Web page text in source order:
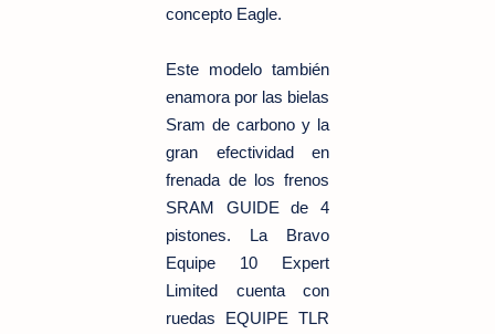
concepto Eagle.
Este modelo también
enamora por las bielas
Sram de carbono y la
gran efectividad en
frenada de los frenos
SRAM GUIDE de 4
pistones. La Bravo
Equipe 10 Expert
Limited cuenta con
ruedas EQUIPE TLR